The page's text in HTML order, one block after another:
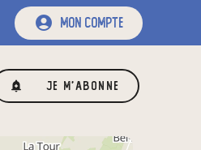
mon compte
Je m'abonne